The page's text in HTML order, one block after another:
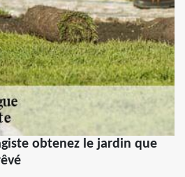
obtenez le jardin que